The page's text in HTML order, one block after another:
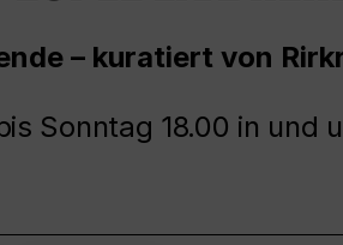
– kuratiert von
Sonntag 18.00 in und